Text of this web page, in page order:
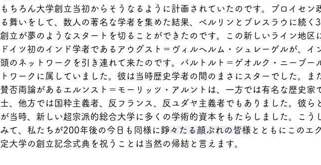
もちろん大学創立当初からそうなるように計画されていたのです。プロイセン
る舞いをして、数人の著名な学者を集めた結果、ベルリンとブレスラウに続く
創立が夢のようなスタートを切ることができたのです。この新しいライン地区
ドイツ初のインド学者であるアウグスト＝ヴィルヘルム・シュレーゲルが、イ
頭のネットワークを引き連れて来たのです。バルトルト＝ゲオルク・ニーブー
トワークに属していました。彼は当時歴史学者の間のまさにスターでした。ま
賛否両論があるエルンスト＝モーリッツ・アルントは、一方では有名な歴史家
士、他方では国粋主義者、反フランス、反ユダヤ主義者でもありました。彼ら
が当時、新しい超宗派的総合大学に多くの学術的資本をもたらしました。こう
みて、私たちが200年後の今日も同様に 錚々たる顔ぶれの皆様 とともにこのエ
定大学の創立記念式典を祝うことは当然の帰結と言えます。